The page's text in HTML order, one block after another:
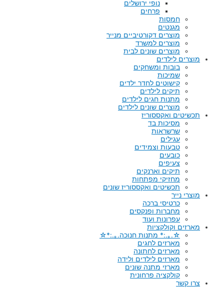
נופי ירושלים
פרחים
חמסות
מגנטים
מוצרים דקורטיביים מנייר
מוצרים למשרד
מוצרים שונים לבית
מוצרים לילדים
בובות ומשחקים
שמיכות
קישוטים לחדר ילדים
תיקים לילדים
מתנות חגים לילדים
מוצרים שונים לילדים
תכשיטים ואקססוריז
מסיכות בד
שרשראות
עגילים
טבעות וצמידים
כובעים
צעיפים
תיקים וארנקים
מחזיקי מפתחות
תכשיטים ואקססוריז שונים
מוצרי נייר
כרטיסי ברכה
מחברות ופנקסים
עפרונות ועוד
מארזים וקולקציות
☆.｡.:* מתנות חנוכה.｡.:*☆
מארזים לחגים
מארזים לחתונה
מארזים לילדים ולידה
מארזי מתנה שונים
קולקציה פרחונית
צרו קשר